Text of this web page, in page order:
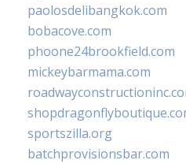
paolosdelibangkok.com
bobacove.com
phoone24brookfield.com
mickeybarmama.com
sportszilla.org
batchprovisionsbar.com